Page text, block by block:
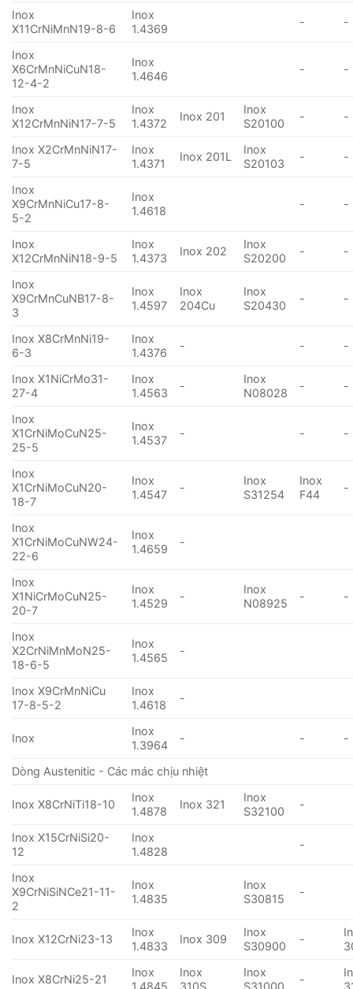
Inox
X11CrNiMnN19-8-6
Inox
1.4369
- -
Inox
X6CrMnNiCuN18-
12-4-2
Inox
1.4646
- -
Inox
X12CrMnNiN17-7-5
Inox
1.4372
Inox 201
Inox
S20100
- -
Inox X2CrMnNiN17-
7-5
Inox
1.4371
Inox 201L
Inox
S20103
- -
Inox
X9CrMnNiCu17-8-
5-2
Inox
1.4618
- -
Inox
X12CrMnNiN18-9-5
Inox
1.4373
Inox 202
Inox
S20200
- -
Inox
X9CrMnCuNB17-8-
3
Inox
1.4597
Inox
204Cu
Inox
S20430
- -
Inox X8CrMnNi19-
6-3
Inox
1.4376
- - -
Inox X1NiCrMo31-
27-4
Inox
1.4563
-
Inox
N08028
- -
Inox
X1CrNiMoCuN25-
25-5
Inox
1.4537
- - -
Inox
X1CrNiMoCuN20-
18-7
Inox
1.4547
-
Inox
S31254
Inox
F44
-
Inox
X1CrNiMoCuNW24-
22-6
Inox
1.4659
-
Inox
X1NiCrMoCuN25-
20-7
Inox
1.4529
-
Inox
N08925
- -
Inox
X2CrNiMnMoN25-
18-6-5
Inox
1.4565
-
Inox X9CrMnNiCu
17-8-5-2
Inox
1.4618
-
Inox
Inox
1.3964
- - -
Dòng Austenitic - Các mác chịu nhiệt
Inox X8CrNiTi18-10
Inox
1.4878
Inox 321
Inox
S32100
-
Inox X15CrNiSi20-
12
Inox
1.4828
-
Inox
X9CrNiSiNCe21-11-
2
Inox
1.4835
Inox
S30815
-
Inox X12CrNi23-13
Inox
1.4833
Inox 309
Inox
S30900
-
Inox X8CrNi25-21
Inox
1.4845
Inox
310S
Inox
S31000
-